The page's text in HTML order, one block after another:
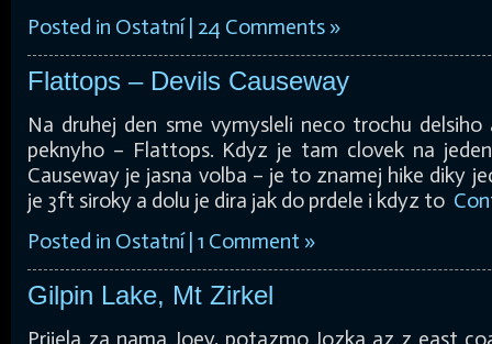
Posted in Ostatní| 24 Comments »
Flattops – Devils Causeway
Na druhej den sme vymysleli neco trochu
peknyho – Flattops. Kdyz je tam clovek na
Causeway je jasna volba – je to znamej hike diky
je 3ft siroky a dolu je dira jak do prdele i kdyz to
Posted in Ostatní| 1 Comment »
Gilpin Lake, Mt Zirkel